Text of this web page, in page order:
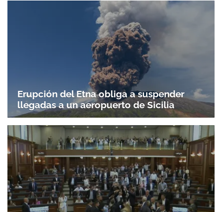
Erupción del Etna obliga a suspender
llegadas a un aeropuerto de Sicilia